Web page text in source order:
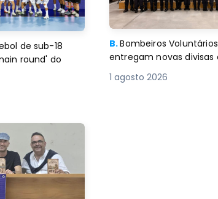
de sub-18
round' do
B.Bombeiros
entregam novas divisas
1 agosto 2026